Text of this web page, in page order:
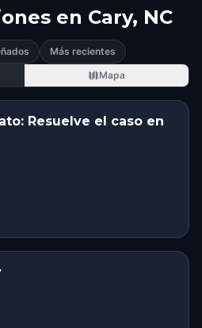
en Cary, NC
Más recientes
Mapa
Resuelve el caso en